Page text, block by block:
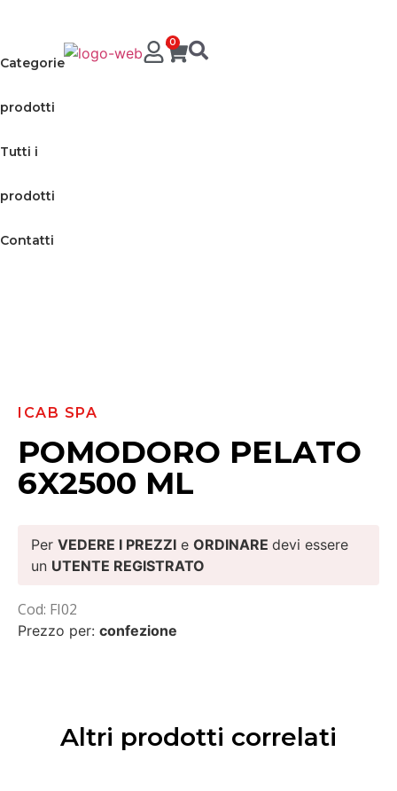
Categorie
prodotti
Tutti i
prodotti
Contatti
0
ICAB SPA
POMODORO PELATO
6X2500 ML
Per VEDERE I PREZZI e ORDINARE devi essere
un UTENTE REGISTRATO
Cod: FI02
Prezzo per: confezione
Altri prodotti correlati